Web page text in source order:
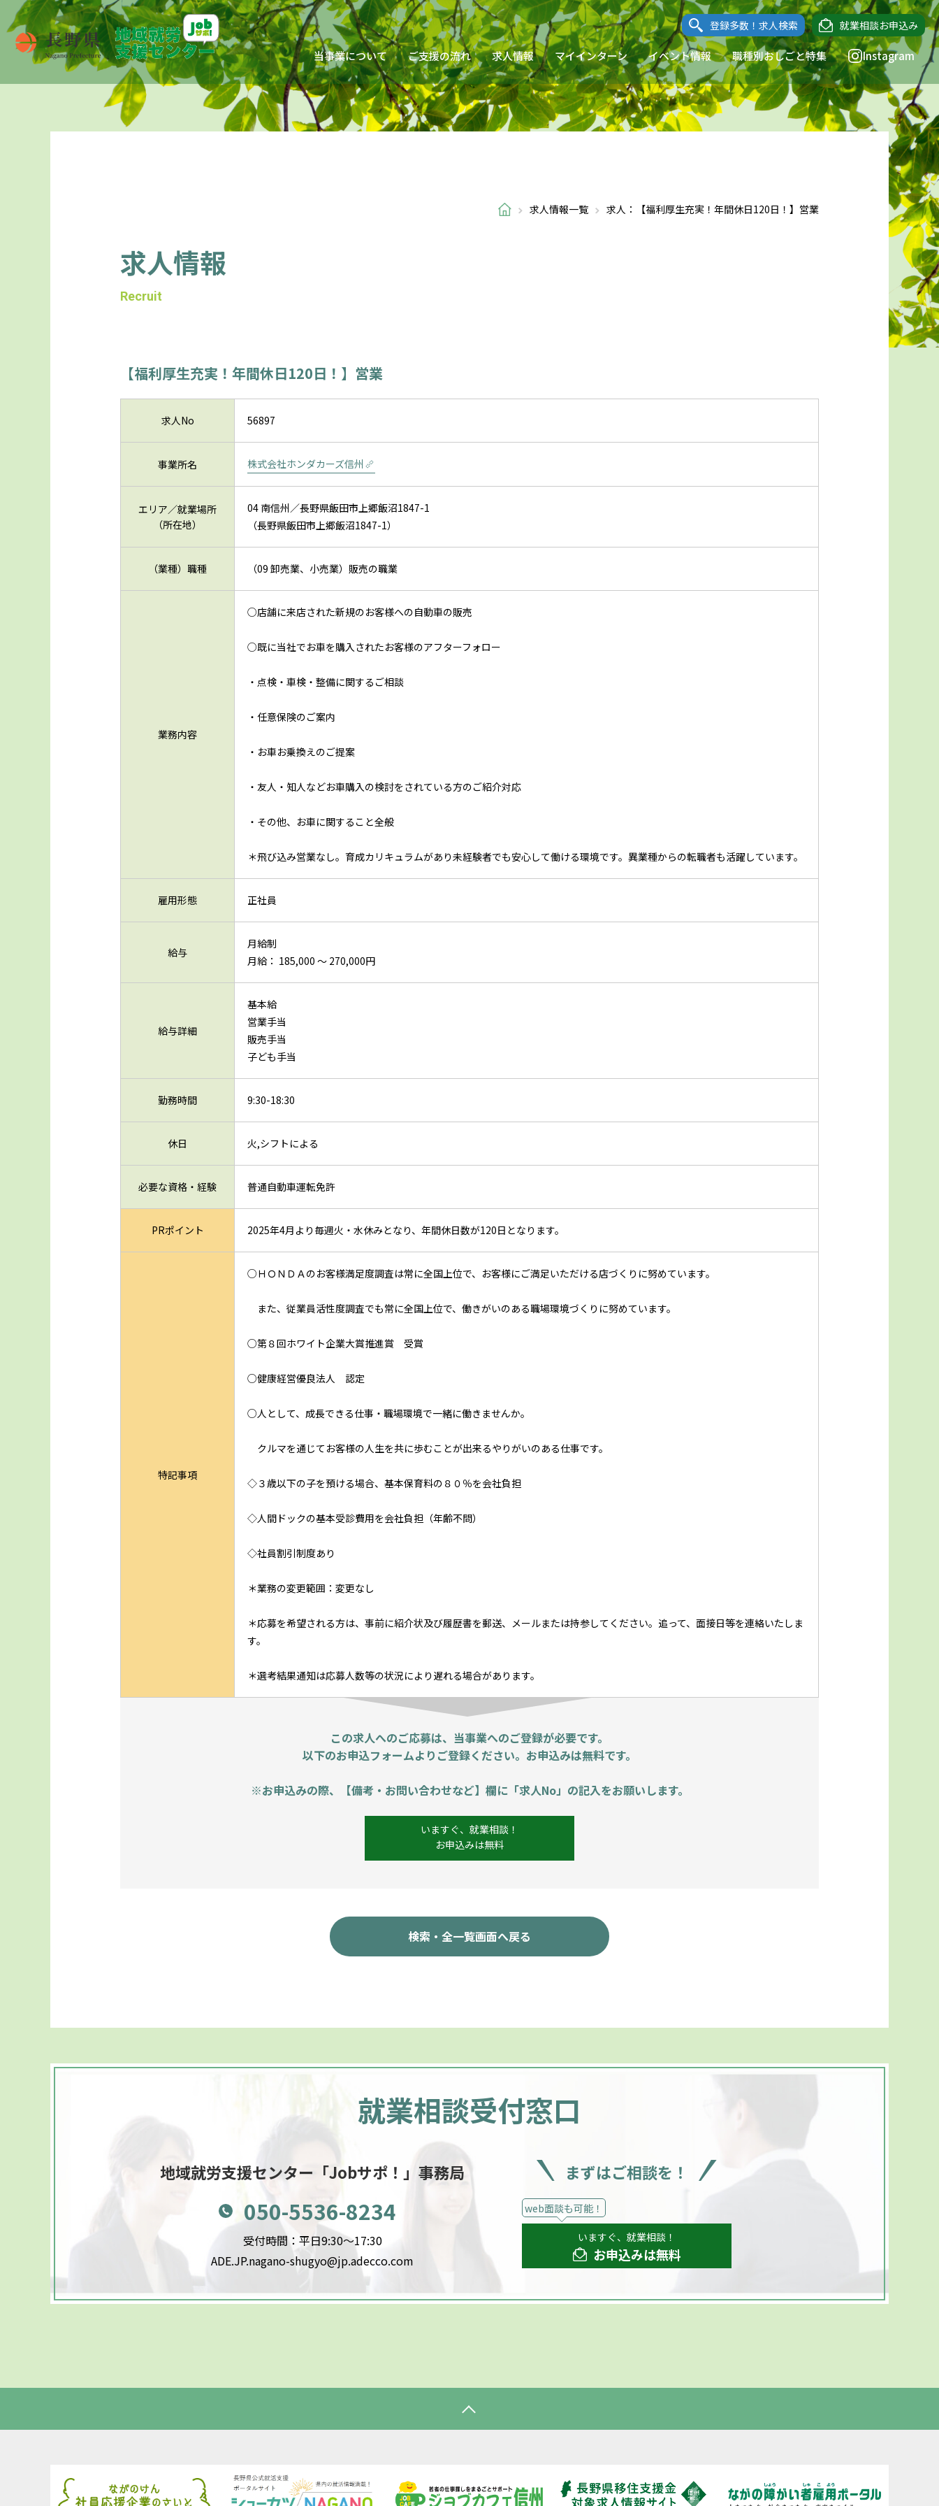
登録多数！求人検索 就業相談お申込み
当事業について ご支援の流れ 求人情報 マイインターン イベント情報 職種別おしごと特集 Instagram
求人情報一覧 求人：【福利厚生充実！年間休日120日！】営業
求人情報
Recruit
【福利厚生充実！年間休日120日！】営業
求人No 56897
事業所名 株式会社ホンダカーズ信州
エリア／就業場所
（所在地）
04 南信州／長野県飯田市上郷飯沼1847-1
（長野県飯田市上郷飯沼1847-1）
（業種）職種 （09 卸売業、小売業）販売の職業
業務内容
○店舗に来店された新規のお客様への自動車の販売
○既に当社でお車を購入されたお客様のアフターフォロー
・点検・車検・整備に関するご相談
・任意保険のご案内
・お車お乗換えのご提案
・友人・知人などお車購入の検討をされている方のご紹介対応
・その他、お車に関すること全般
＊飛び込み営業なし。育成カリキュラムがあり未経験者でも安心して働ける環境です。異業種からの転職者も活躍しています。
雇用形態 正社員
給与
月給制
月給： 185,000 〜 270,000円
給与詳細
基本給
営業手当
販売手当
子ども手当
勤務時間 9:30-18:30
休日 火,シフトによる
必要な資格・経験 普通自動車運転免許
PRポイント 2025年4月より毎週火・水休みとなり、年間休日数が120日となります。
特記事項
○ＨＯＮＤＡのお客様満足度調査は常に全国上位で、お客様にご満足いただける店づくりに努めています。
また、従業員活性度調査でも常に全国上位で、働きがいのある職場環境づくりに努めています。
○第８回ホワイト企業大賞推進賞 受賞
○健康経営優良法人 認定
○人として、成長できる仕事・職場環境で一緒に働きませんか。
クルマを通じてお客様の人生を共に歩むことが出来るやりがいのある仕事です。
◇３歳以下の子を預ける場合、基本保育料の８０％を会社負担
◇人間ドックの基本受診費用を会社負担（年齢不問）
◇社員割引制度あり
＊業務の変更範囲：変更なし
＊応募を希望される方は、事前に紹介状及び履歴書を郵送、メールまたは持参してください。追って、面接日等を連絡いたしま
す。
＊選考結果通知は応募人数等の状況により遅れる場合があります。
この求人へのご応募は、当事業へのご登録が必要です。
以下のお申込フォームよりご登録ください。お申込みは無料です。
※お申込みの際、【備考・お問い合わせなど】欄に「求人No」の記入をお願いします。
いますぐ、就業相談！
お申込みは無料
検索・全一覧画面へ戻る
就業相談受付窓口
地域就労支援センター 「Jobサポ！」事務局
050-5536-8234
受付時間：平日9:30～17:30
ADE.JP.nagano-shugyo@jp.adecco.com
まずはご相談を！
web面談も可能！
いますぐ、就業相談！
お申込みは無料